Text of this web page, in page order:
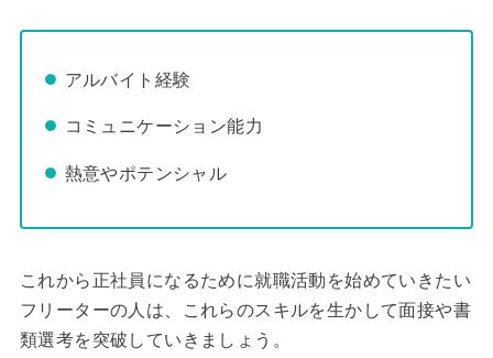
アルバイト経験
コミュニケーション能力
熱意やポテンシャル
これから正社員になるために就職活動を始めていきたい
フリーターの人は、これらのスキルを生かして面接や書
類選考を突破していきましょう。